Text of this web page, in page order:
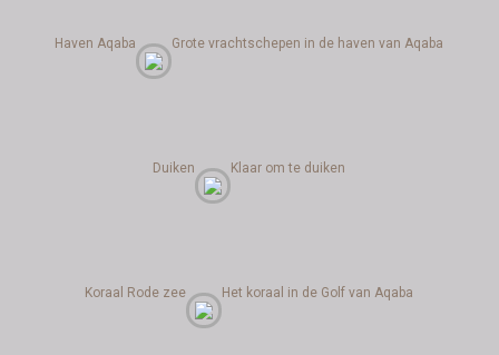
Haven Aqaba Grote vrachtschepen in de haven van Aqaba
Duiken Klaar om te duiken
Koraal Rode zee Het koraal in de Golf van Aqaba